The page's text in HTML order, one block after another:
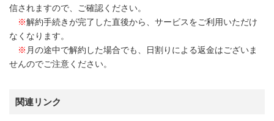
信されますので、ご確認ください。
※解約手続きが完了した直後から、サービスをご利用いただけ
なくなります。
※ 月の途中で解約した場合でも、日割りによる返金はございま
せんのでご注意ください。
関連リンク